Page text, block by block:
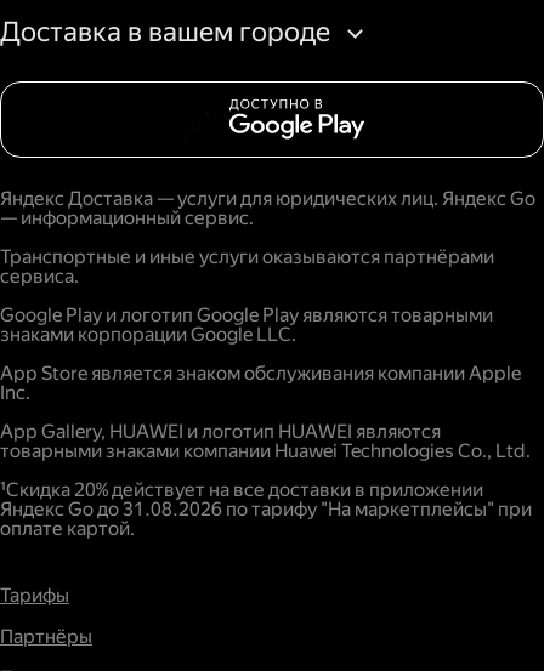
Доставка в вашем городе
Яндекс Доставка — услуги для юридических лиц. Яндекс Go
— информационный сервис.
Транспортные и иные услуги оказываются партнёрами
сервиса.
Google Play и логотип Google Play являются товарными
знаками корпорации Google LLC.
App Store является знаком обслуживания компании Apple
Inc.
App Gallery, HUAWEI и логотип HUAWEI являются
товарными знаками компании Huawei Technologies Co., Ltd.
¹Скидка 20% действует на все доставки в приложении
Яндекс Go до 31.08.2026 по тарифу "На маркетплейсы" при
оплате картой.
Тарифы
Партнёры